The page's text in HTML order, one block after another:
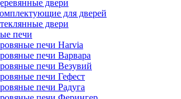
двери
для дверей
двери
печи
печи Harvia
печи Варвара
печи Везувий
печи Гефест
печи Радуга